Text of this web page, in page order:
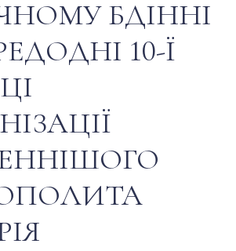
БДІННІ
10-Ї